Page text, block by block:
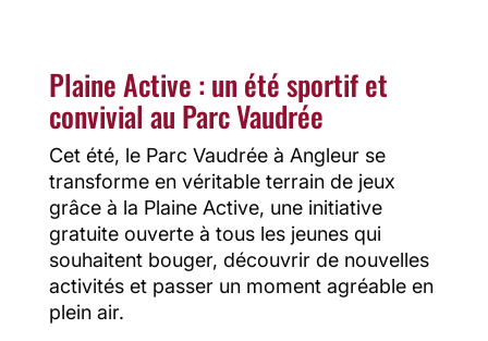
Plaine Active : un été sportif et
convivial au Parc Vaudrée
Cet été, le Parc Vaudrée à Angleur se
transforme en véritable terrain de jeux
grâce à la Plaine Active, une initiative
gratuite ouverte à tous les jeunes qui
souhaitent bouger, découvrir de nouvelles
activités et passer un moment agréable en
plein air.